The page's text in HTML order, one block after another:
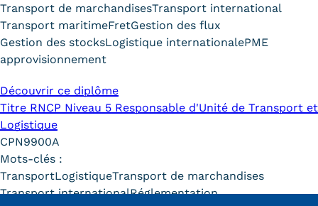
Qualiopi
Le Cnam ICSV
Mobilité internationale et
Erasmus
Infos élèves
Modalités d'inscription
Transport de marchandisesTransport international
Transport maritimeFretGestion des flux
Gestion des stocksLogistique internationalePME
approvisionnement
Découvrir ce diplôme
Titre RNCP Niveau 5 Responsable d'Unité de Transport et
Logistique
CPN9900A
Mots-clés :
TransportLogistiqueTransport de marchandises
Transport internationalRéglementation